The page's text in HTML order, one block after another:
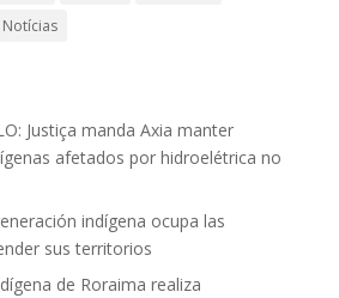
Justiça manda Axia manter
afetados por hidroelétrica no
indígena ocupa las
sus territorios
de Roraima realiza